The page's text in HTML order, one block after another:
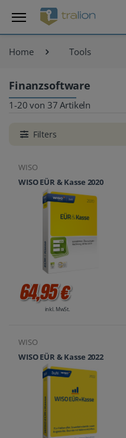
Home Tools
Finanzsoftware
1-20 von 37 Artikeln
Filters
WISO
WISO EÜR & Kasse 2020
64,95 €
inkl. MwSt.
WISO
WISO EÜR & Kasse 2022